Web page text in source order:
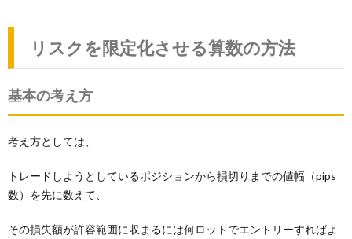
リスクを限定化させる算数の方法
基本の考え方
考え方としては、
トレードしようとしているポジションから損切りまでの値幅（pips
数）を先に数えて、
その損失額が許容範囲に収まるには何ロットでエントリーすればよ